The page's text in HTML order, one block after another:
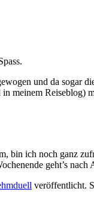
und da sogar
meinem Reiseblog)
bin ich noch ganz
geht’s
veröffentlicht.